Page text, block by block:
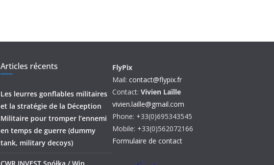
Articles récents
Les leurres gonflables militaires
et la stratégie de la Déception
Militaire pour tromper l’ennemi
en temps de guerre (dummy
tank, military decoys)
FlyPix
Mail: contact@flypix.fr
Contact: Vivien Laïlle
vivien.laille@gmail.com
Phone: +33(0)695343545
Mobile: +33(0)562072166
Formulaire de contact